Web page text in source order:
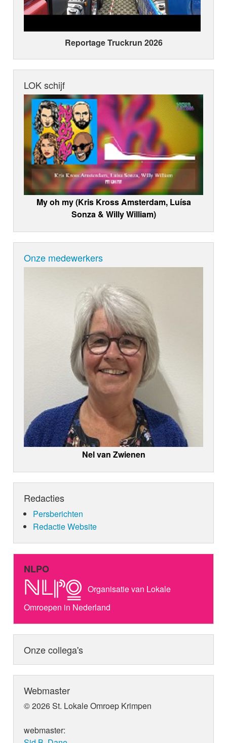
Reportage Truckrun 2026
LOK schijf
My oh my (Kris Kross Amsterdam, Luísa
Sonza & Willy William)
Onze medewerkers
Nel van Zwienen
Redacties
Persberichten
Redactie Website
NLPO
Organisatie van Lokale
Omroepen in Nederland
Onze collega's
Webmaster
© 2026 St. Lokale Omroep Krimpen
webmaster: